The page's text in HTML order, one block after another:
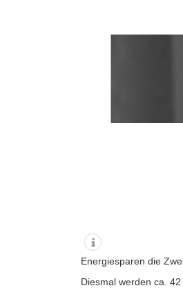
Energiesparen die
Diesmal werden ca. 42